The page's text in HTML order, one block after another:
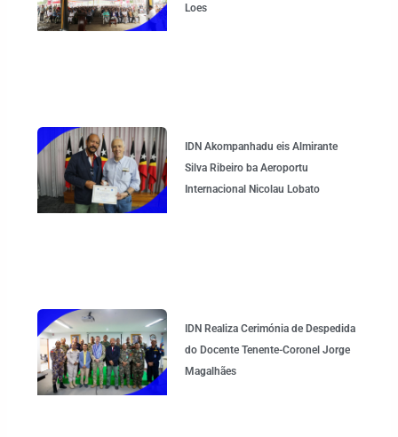
Loes
IDN Akompanhadu eis Almirante
Silva Ribeiro ba Aeroportu
Internacional Nicolau Lobato
IDN Realiza Cerimónia de Despedida
do Docente Tenente-Coronel Jorge
Magalhães